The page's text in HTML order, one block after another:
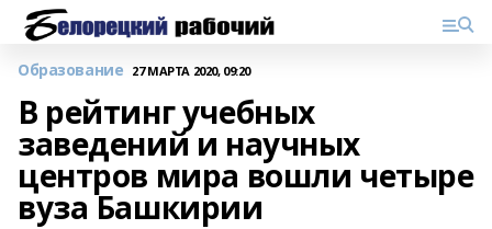
Образование 27 МАРТА 2020, 09:20
В рейтинг учебных
заведений и научных
центров мира вошли четыре
вуза Башкирии